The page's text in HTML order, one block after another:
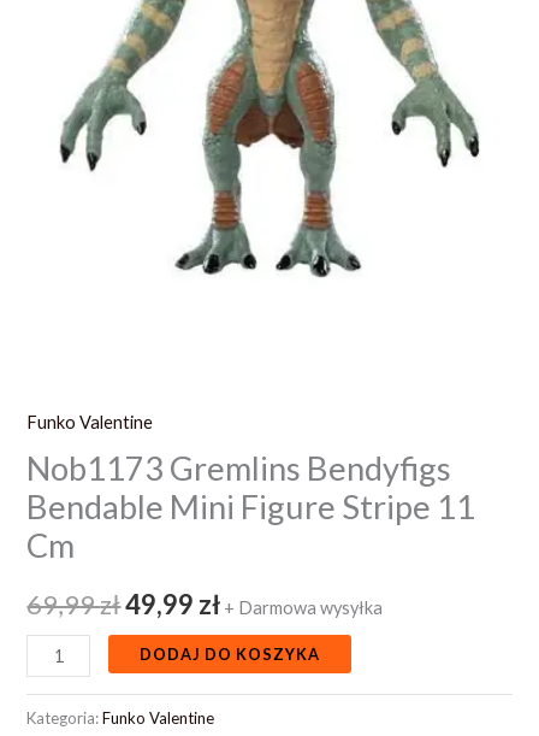
Funko Valentine
Nob1173 Gremlins Bendyfigs
Bendable Mini Figure Stripe 11
Cm
69,99zł49,99 zł + Darmowa wysyłka
DODAJ DO KOSZYKA
Kategoria:Funko Valentine